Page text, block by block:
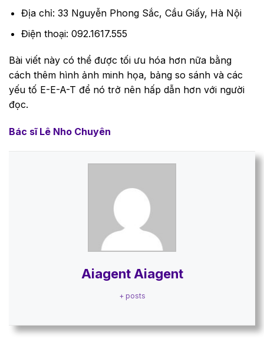
Địa chỉ: 33 Nguyễn Phong Sắc, Cầu Giấy, Hà Nội
Điện thoại: 092.1617.555
Bài viết này có thể được tối ưu hóa hơn nữa bằng
cách thêm hình ảnh minh họa, bảng so sánh và các
yếu tố E-E-A-T để nó trở nên hấp dẫn hơn với người
đọc.
Bác sĩ Lê Nho Chuyên
Aiagent Aiagent
+ posts